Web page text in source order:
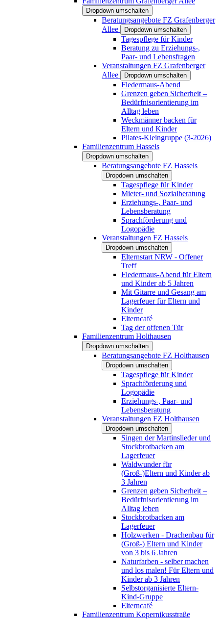
Dropdown umschalten
Beratungsangebote FZ Grafenberger
Allee
Dropdown umschalten
Tagespflege für Kinder
Beratung zu Erziehungs-,
Paar- und Lebensfragen
Veranstaltungen FZ Grafenberger
Allee
Dropdown umschalten
Fledermaus-Abend
Grenzen geben Sicherheit –
Bedürfnisorientierung im
Alltag leben
Weckmänner backen für
Eltern und Kinder
Pilates-Kleingruppe (3-2026)
Familienzentrum Hassels
Dropdown umschalten
Beratungsangebote FZ Hassels
Dropdown umschalten
Tagespflege für Kinder
Mieter- und Sozialberatung
Erziehungs-, Paar- und
Lebensberatung
Sprachförderung und
Logopädie
Veranstaltungen FZ Hassels
Dropdown umschalten
Elternstart NRW - Offener
Treff
Fledermaus-Abend für Eltern
und Kinder ab 5 Jahren
Mit Gitarre und Gesang am
Lagerfeuer für Eltern und
Kinder
Elterncafé
Tag der offenen Tür
Familienzentrum Holthausen
Dropdown umschalten
Beratungsangebote FZ Holthausen
Dropdown umschalten
Tagespflege für Kinder
Sprachförderung und
Logopädie
Erziehungs-, Paar- und
Lebensberatung
Veranstaltungen FZ Holthausen
Dropdown umschalten
Singen der Martinslieder und
Stockbrotbacken am
Lagerfeuer
Waldwunder für
(Groß-)Eltern und Kinder ab
3 Jahren
Grenzen geben Sicherheit –
Bedürfnisorientierung im
Alltag leben
Stockbrotbacken am
Lagerfeuer
Holzwerken - Drachenbau für
(Groß-) Eltern und Kinder
von 3 bis 6 Jahren
Naturfarben - selber machen
und los malen! Für Eltern und
Kinder ab 3 Jahren
Selbstorganisierte Eltern-
Kind-Gruppe
Elterncafé
Familienzentrum Kopernikusstraße